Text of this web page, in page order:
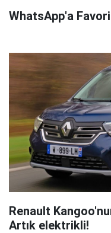
WhatsApp'a
Renault
Artık elektrikli!